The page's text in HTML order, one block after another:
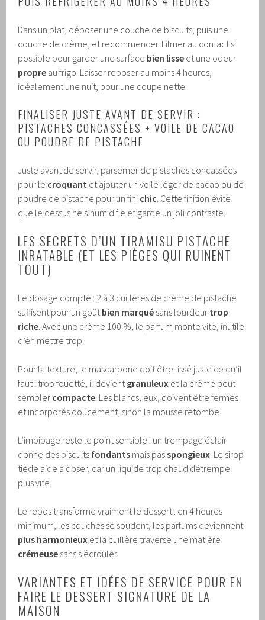
Dans un plat, déposer une couche de biscuits, puis une
couche de crème, et recommencer. Filmer au contact si
possible pour garder une surface bien lisse et une odeur
propre au frigo. Laisser reposer au moins 4 heures,
idéalement une nuit, pour une coupe nette.
FINALISER JUSTE AVANT DE SERVIR :
PISTACHES CONCASSÉES + VOILE DE CACAO
OU POUDRE DE PISTACHE
Juste avant de servir, parsemer de pistaches concassées
pour le croquant et ajouter un voile léger de cacao ou de
poudre de pistache pour un fini chic . Cette finition évite
que le dessus ne s’humidifie et garde un joli contraste.
LES SECRETS D’UN TIRAMISU PISTACHE
INRATABLE (ET LES PIÈGES QUI RUINENT
TOUT)
Le dosage compte : 2 à 3 cuillères de crème de pistache
suffisent pour un goût bien marqué sans lourdeur trop
riche . Avec une crème 100 %, le parfum monte vite, inutile
d’en mettre trop.
Pour la texture, le mascarpone doit être lissé juste ce qu’il
faut : trop fouetté, il devient granuleux et la crème peut
sembler compacte . Les blancs, eux, doivent être fermes
et incorporés doucement, sinon la mousse retombe.
L’imbibage reste le point sensible : un trempage éclair
donne des biscuits fondants mais passpongieux . Le sirop
tiède aide à doser, car un liquide trop chaud détrempe
plus vite.
Le repos transforme vraiment le dessert : en 4 heures
minimum, les couches se soudent, les parfums deviennent
plus harmonieux et la cuillère traverse une matière
crémeuse sans s’écrouler.
VARIANTES ET IDÉES DE SERVICE POUR EN
FAIRE LE DESSERT SIGNATURE DE LA
MAISON